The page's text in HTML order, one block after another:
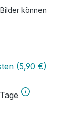
können
(5,90 €)